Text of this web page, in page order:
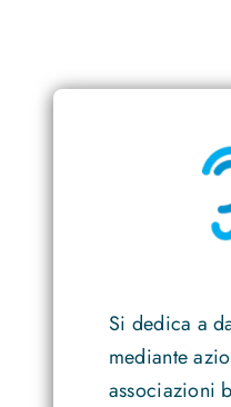
Si dedica a
mediante
associazioni